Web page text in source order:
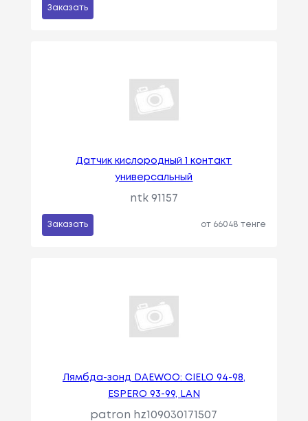
Заказать
Датчик кислородный 1 контакт
универсальный
ntk 91157
Заказать от 66048 тенге
Лямбда-зонд DAEWOO: CIELO 94-98,
ESPERO 93-99, LAN
patron hz109030171507